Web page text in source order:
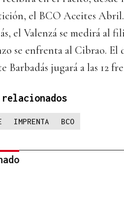
el BCO Aceites Abril.
el Valenzá se medirá al
se enfrenta al Cibrao. El
Barbadás jugará a las 12
relacionados
IMPRENTA BCO